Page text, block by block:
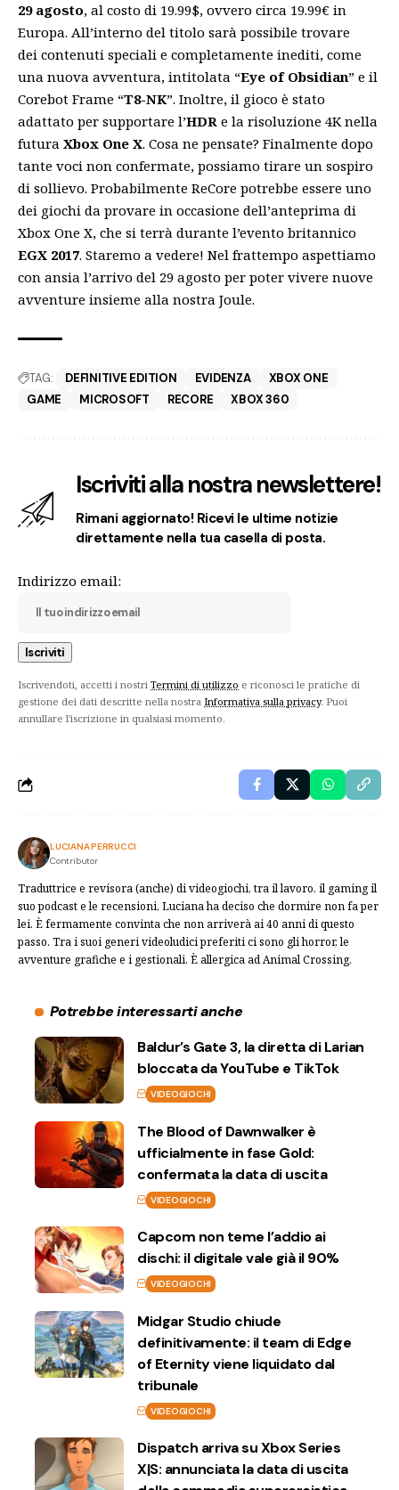
29 agosto, al costo di 19.99$, ovvero circa 19.99€ in
Europa. All’interno del titolo sarà possibile trovare
dei contenuti speciali e completamente inediti, come
una nuova avventura, intitolata “Eye of Obsidian” e il
Corebot Frame “T8-NK”. Inoltre, il gioco è stato
adattato per supportare l’HDR e la risoluzione 4K nella
futura Xbox One X. Cosa ne pensate? Finalmente dopo
tante voci non confermate, possiamo tirare un sospiro
di sollievo. Probabilmente ReCore potrebbe essere uno
dei giochi da provare in occasione dell’anteprima di
Xbox One X, che si terrà durante l’evento britannico
EGX 2017. Staremo a vedere! Nel frattempo aspettiamo
con ansia l’arrivo del 29 agosto per poter vivere nuove
avventure insieme alla nostra Joule.
TAG: DEFINITIVE EDITION EVIDENZA
XBOX ONE
GAME
MICROSOFT RECORE XBOX 360
Iscriviti alla nostra newslettere!
Rimani aggiornato! Ricevi le ultime notizie
direttamente nella tua casella di posta.
Indirizzo email:
Iscrivendoti, accetti i nostri Termini di utilizzo e riconosci le pratiche di
gestione dei dati descritte nella nostra Informativa sulla privacy. Puoi
annullare l'iscrizione in qualsiasi momento.
LUCIANA PERRUCCI
Contributor
Traduttrice e revisora (anche) di videogiochi, tra il lavoro, il gaming il
suo podcast e le recensioni, Luciana ha deciso che dormire non fa per
lei. È fermamente convinta che non arriverà ai 40 anni di questo
passo. Tra i suoi generi videoludici preferiti ci sono gli horror, le
avventure grafiche e i gestionali. È allergica ad Animal Crossing.
Potrebbe interessarti anche
Baldur’s Gate 3, la diretta di Larian
bloccata da YouTube e TikTok
VIDEOGIOCHI
The Blood of Dawnwalker è
ufficialmente in fase Gold:
confermata la data di uscita
VIDEOGIOCHI
Capcom non teme l’addio ai
dischi: il digitale vale già il 90%
VIDEOGIOCHI
Midgar Studio chiude
definitivamente: il team di Edge
of Eternity viene liquidato dal
tribunale
VIDEOGIOCHI
Dispatch arriva su Xbox Series
X|S: annunciata la data di uscita